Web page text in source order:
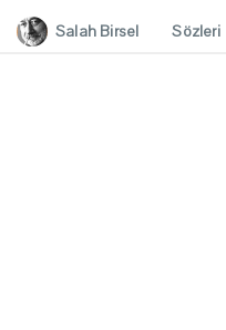
Salah Birsel Sözleri